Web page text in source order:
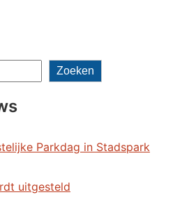
Zoeken
Parkdag in Stadspark
uitgesteld